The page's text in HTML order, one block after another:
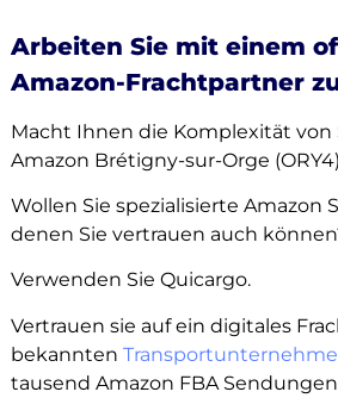
Arbeiten Sie mit einem
Amazon-Frachtpartner
Macht Ihnen die Komplexität von
Amazon Brétigny-sur-Orge
Wollen Sie spezialisierte Amazon
denen Sie vertrauen auch
Verwenden Sie Quicargo.
Vertrauen sie auf ein digitales
bekannten
tausend Amazon FBA